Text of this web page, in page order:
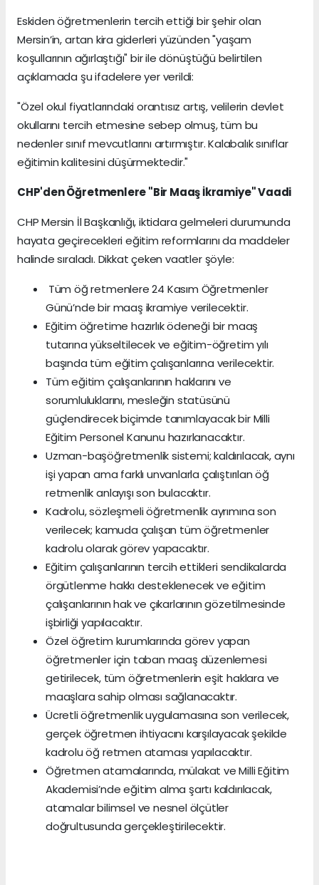
​Eskiden öğretmenlerin tercih ettiği bir şehir olan
Mersin’in, artan kira giderleri yüzünden "yaşam
koşullarının ağırlaştığı" bir ile dönüştüğü belirtilen
açıklamada şu ifadelere yer verildi:
"Özel okul fiyatlarındaki orantısız artış, velilerin devlet
okullarını tercih etmesine sebep olmuş, tüm bu
nedenler sınıf mevcutlarını artırmıştır. Kalabalık sınıflar
eğitimin kalitesini düşürmektedir."
​CHP'den Öğretmenlere "Bir Maaş İkramiye" Vaadi
​CHP Mersin İl Başkanlığı, iktidara gelmeleri durumunda
hayata geçirecekleri eğitim reformlarını da maddeler
halinde sıraladı. Dikkat çeken vaatler şöyle:
​ Tüm öğ retmenlere 24 Kasım Öğretmenler
Günü’nde bir maaş ikramiye verilecektir.
Eğitim öğretime hazırlık ödeneği bir maaş
tutarına yükseltilecek ve eğitim-öğretim yılı
başında tüm eğitim çalışanlarına verilecektir.
Tüm eğitim çalışanlarının haklarını ve
sorumluluklarını, mesleğin statüsünü
güçlendirecek biçimde tanımlayacak bir Milli
Eğitim Personel Kanunu hazırlanacaktır.
Uzman-başöğretmenlik sistemi; kaldırılacak, aynı
işi yapan ama farklı unvanlarla çalıştırılan öğ
retmenlik anlayışı son bulacaktır.
Kadrolu, sözleşmeli öğretmenlik ayrımına son
verilecek; kamuda çalışan tüm öğretmenler
kadrolu olarak görev yapacaktır.
Eğitim çalışanlarının tercih ettikleri sendikalarda
örgütlenme hakkı desteklenecek ve eğitim
çalışanlarının hak ve çıkarlarının gözetilmesinde
işbirliği yapılacaktır.
Özel öğretim kurumlarında görev yapan
öğretmenler için taban maaş düzenlemesi
getirilecek, tüm öğretmenlerin eşit haklara ve
maaşlara sahip olması sağlanacaktır.
Ücretli öğretmenlik uygulamasına son verilecek,
gerçek öğretmen ihtiyacını karşılayacak şekilde
kadrolu öğ retmen ataması yapılacaktır.
Öğretmen atamalarında, mülakat ve Milli Eğitim
Akademisi’nde eğitim alma şartı kaldırılacak,
atamalar bilimsel ve nesnel ölçütler
doğrultusunda gerçekleştirilecektir.